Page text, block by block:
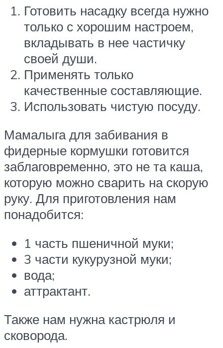
Готовить насадку всегда нужно
только с хорошим настроем,
вкладывать в нее частичку
своей души.
Применять только
качественные составляющие.
Использовать чистую посуду.
Мамалыга для забивания в
фидерные кормушки готовится
заблаговременно, это не та каша,
которую можно сварить на скорую
руку. Для приготовления нам
понадобится:
1 часть пшеничной муки;
3 части кукурузной муки;
вода;
аттрактант.
Также нам нужна кастрюля и
сковорода.